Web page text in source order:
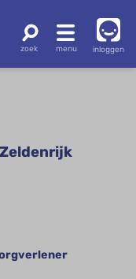
inloggen